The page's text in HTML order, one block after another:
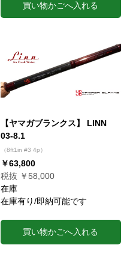
買い物かごへ入れる
【ヤマガブランクス】 LINN
03-8.1
（8ft1in #3 4p）
￥63,800
税抜 ￥58,000
在庫
在庫有り/即納可能です
買い物かごへ入れる